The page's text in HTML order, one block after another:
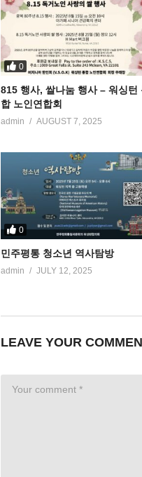
0
815 행사, 쌀나눔 행사 – 워싱턴
합 노인연합회
admin AUGUST 7, 2025
0
민주평통 청소년 역사탐방
admin JULY 12, 2025
LEAVE YOUR